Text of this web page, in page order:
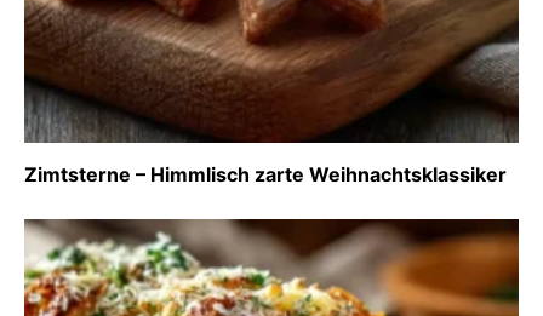
Zimtsterne – Himmlisch zarte Weihnachtsklassiker